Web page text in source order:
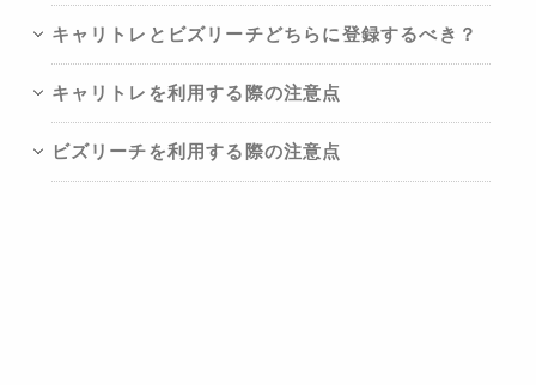
キャリトレとビズリーチどちらに登録するべき？
キャリトレを利用する際の注意点
ビズリーチを利用する際の注意点